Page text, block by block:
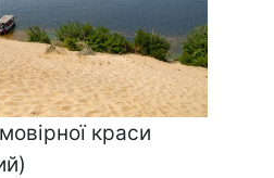
краси